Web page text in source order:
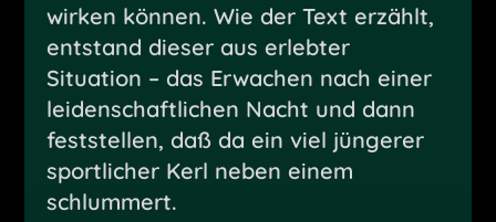
wirken können. Wie der Text erzählt,
entstand dieser aus erlebter
Situation – das Erwachen nach einer
leidenschaftlichen Nacht und dann
feststellen, daß da ein viel jüngerer
sportlicher Kerl neben einem
schlummert.